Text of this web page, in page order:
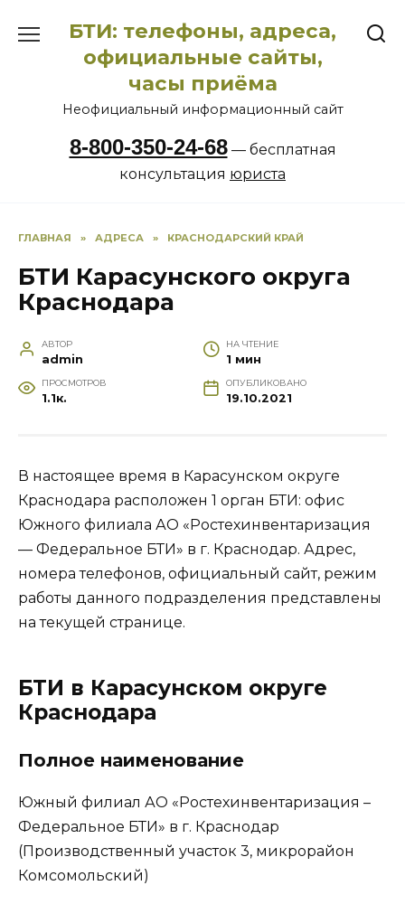
содержанию
БТИ: телефоны, адреса,
официальные сайты,
часы приёма
Неофициальный информационный сайт
8-800-350-24-68— бесплатная
консультация юриста
ГЛАВНАЯ » АДРЕСА » КРАСНОДАРСКИЙ КРАЙ
БТИ Карасунского округа
Краснодара
АВТОР
admin
НА ЧТЕНИЕ
1 мин
ПРОСМОТРОВ
1.1к.
ОПУБЛИКОВАНО
19.10.2021
В настоящее время в Карасунском округе
Краснодара расположен 1 орган БТИ: офис
Южного филиала АО «Ростехинвентаризация
— Федеральное БТИ» в г. Краснодар. Адрес,
номера телефонов, официальный сайт, режим
работы данного подразделения представлены
на текущей странице.
БТИ в Карасунском округе
Краснодара
Полное наименование
Южный филиал АО «Ростехинвентаризация –
Федеральное БТИ» в г. Краснодар
(Производственный участок 3, микрорайон
Комсомольский)